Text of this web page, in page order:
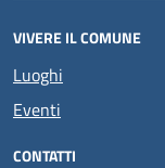
VIVERE IL COMUNE
Luoghi
Eventi
CONTATTI